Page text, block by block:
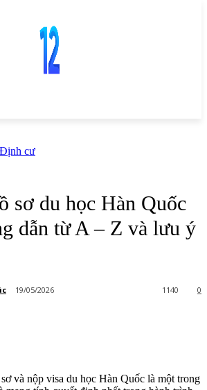
cư
sơ du học Hàn Quốc
dẫn từ A – Z và lưu ý
19/05/2026 0
1140
và nộp visa du học Hàn Quốc là một trong